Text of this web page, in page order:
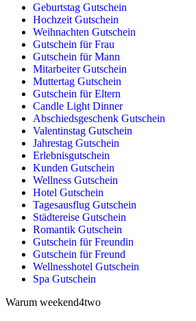
Geburtstag Gutschein
Hochzeit Gutschein
Weihnachten Gutschein
Gutschein für Frau
Gutschein für Mann
Mitarbeiter Gutschein
Muttertag Gutschein
Gutschein für Eltern
Candle Light Dinner
Abschiedsgeschenk Gutschein
Valentinstag Gutschein
Jahrestag Gutschein
Erlebnisgutschein
Kunden Gutschein
Wellness Gutschein
Hotel Gutschein
Tagesausflug Gutschein
Städtereise Gutschein
Romantik Gutschein
Gutschein für Freundin
Gutschein für Freund
Wellnesshotel Gutschein
Spa Gutschein
Warum weekend4two